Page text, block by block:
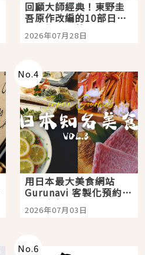
回顧大師經典！東野圭
吾原作改編的10部日本
影視作品推薦
2026年07月28日
No.4
用日本最大美食網站
Gurunavi 客製化預約九
大都市餐廳，打造專屬
美食體驗！
2026年07月03日
No.6